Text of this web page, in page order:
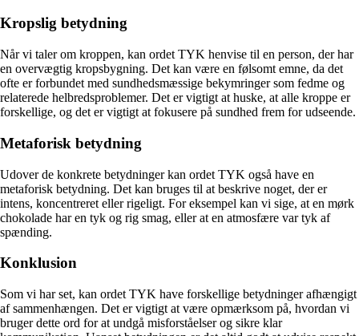
Kropslig betydning
Når vi taler om kroppen, kan ordet TYK henvise til en person, der har
en overvægtig kropsbygning. Det kan være en følsomt emne, da det
ofte er forbundet med sundhedsmæssige bekymringer som fedme og
relaterede helbredsproblemer. Det er vigtigt at huske, at alle kroppe er
forskellige, og det er vigtigt at fokusere på sundhed frem for udseende.
Metaforisk betydning
Udover de konkrete betydninger kan ordet TYK også have en
metaforisk betydning. Det kan bruges til at beskrive noget, der er
intens, koncentreret eller rigeligt. For eksempel kan vi sige, at en mørk
chokolade har en tyk og rig smag, eller at en atmosfære var tyk af
spænding.
Konklusion
Som vi har set, kan ordet TYK have forskellige betydninger afhængigt
af sammenhængen. Det er vigtigt at være opmærksom på, hvordan vi
bruger dette ord for at undgå misforståelser og sikre klar